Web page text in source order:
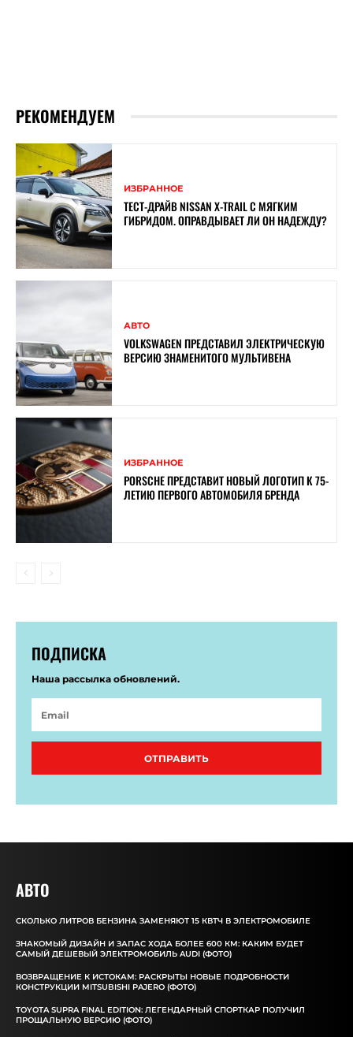
РЕКОМЕНДУЕМ
ИЗБРАННОЕ
ТЕСТ-ДРАЙВ NISSAN X-TRAIL С МЯГКИМ
ГИБРИДОМ. ОПРАВДЫВАЕТ ЛИ ОН НАДЕЖДУ?
АВТО
VOLKSWAGEN ПРЕДСТАВИЛ ЭЛЕКТРИЧЕСКУЮ
ВЕРСИЮ ЗНАМЕНИТОГО МУЛЬТИВЕНА
ИЗБРАННОЕ
PORSCHE ПРЕДСТАВИТ НОВЫЙ ЛОГОТИП К 75-
ЛЕТИЮ ПЕРВОГО АВТОМОБИЛЯ БРЕНДА
ПОДПИСКА
Наша рассылка обновлений.
ОТПРАВИТЬ
АВТО
СКОЛЬКО ЛИТРОВ БЕНЗИНА ЗАМЕНЯЮТ 15 КВТЧ В ЭЛЕКТРОМОБИЛЕ
ЗНАКОМЫЙ ДИЗАЙН И ЗАПАС ХОДА БОЛЕЕ 600 КМ: КАКИМ БУДЕТ
САМЫЙ ДЕШЕВЫЙ ЭЛЕКТРОМОБИЛЬ AUDI (ФОТО)
ВОЗВРАЩЕНИЕ К ИСТОКАМ: РАСКРЫТЫ НОВЫЕ ПОДРОБНОСТИ
КОНСТРУКЦИИ MITSUBISHI PAJERO (ФОТО)
TOYOTA SUPRA FINAL EDITION: ЛЕГЕНДАРНЫЙ СПОРТКАР ПОЛУЧИЛ
ПРОЩАЛЬНУЮ ВЕРСИЮ (ФОТО)